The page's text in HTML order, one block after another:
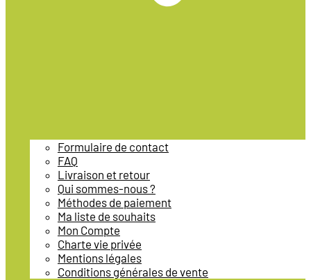
Formulaire de contact
FAQ
Livraison et retour
Qui sommes-nous ?
Méthodes de paiement
Ma liste de souhaits
Mon Compte
Charte vie privée
Mentions légales
Conditions générales de vente